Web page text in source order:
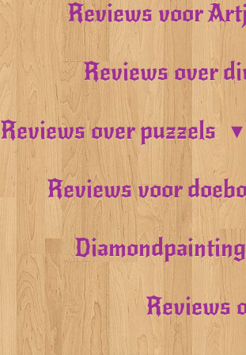
Reviews voor
Reviews over
Reviews over puzzels
Reviews voor
Reviews